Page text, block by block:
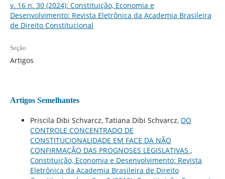
v. 16 n. 30 (2024): Constituição, Economia e
Desenvolvimento: Revista Eletrônica da Academia Brasileira
de Direito Constitucional
Seção
Artigos
Artigos Semelhantes
Priscila Dibi Schvarcz, Tatiana Dibi Schvarcz, DO
CONTROLE CONCENTRADO DE
CONSTITUCIONALIDADE EM FACE DA NÃO
CONFIRMAÇÃO DAS PROGNOSES LEGISLATIVAS ,
Constituição, Economia e Desenvolvimento: Revista
Eletrônica da Academia Brasileira de Direito